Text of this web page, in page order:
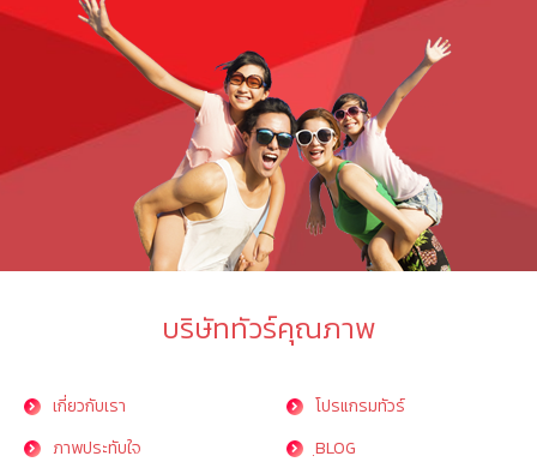
บริษัททัวร์คุณภาพ
เกี่ยวกับเรา
ภาพประทับใจ
โปรแกรมทัวร์
ฺBLOG